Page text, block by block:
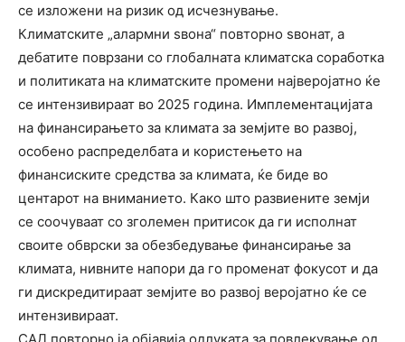
се изложени на ризик од исчезнување.
Климатските „алармни ѕвона“ повторно ѕвонат, а
дебатите поврзани со глобалната климатска соработка
и политиката на климатските промени најверојатно ќе
се интензивираат во 2025 година. Имплементацијата
на финансирањето за климата за земјите во развој,
особено распределбата и користењето на
финансиските средства за климата, ќе биде во
центарот на вниманието. Како што развиените земји
се соочуваат со зголемен притисок да ги исполнат
своите обврски за обезбедување финансирање за
климата, нивните напори да го променат фокусот и да
ги дискредитираат земјите во развој веројатно ќе се
интензивираат.